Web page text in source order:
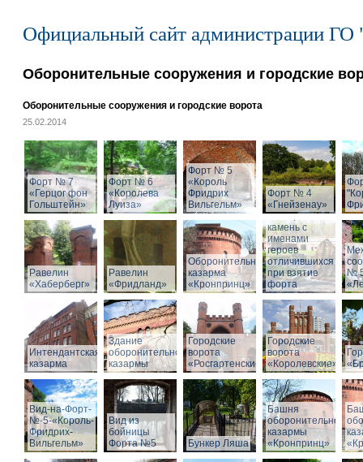
Официальный сайт администрации ГО
Оборонительные сооружения и городские
Оборонительные сооружения и городские ворота
25.02.2014
Форт № 7
«Герцог фон
Гольштейн»
Форт № 6
«Королева
Луиза»
Форт № 5
«Король
Фридрих
Вильгельм»
Форт № 4
«Гнейзенау»
Равелин
«Хаберберг»
Равелин
«Фридланд»
Оборонительная
казарма
«Кронпринц»
Мемориальный
камень с
именами
героев
отличившихся
при взятие
форта
№
Интендантская
казарма
Здание
оборонительной
казармы
Городские
ворота
«Росгартенские»
Городские
ворота
«Королевские»
Вид-на-Форт-
№-5-«Король-
Фридрих-
Вильгельм»
Вид из
бойницы
Форта №5
Бункер Ляша
Башня
оборонительной
казармы
«Кронпринц»